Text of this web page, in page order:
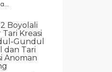
Boyolali
Tari Kreasi
Gundul
dan Tari
Anoman